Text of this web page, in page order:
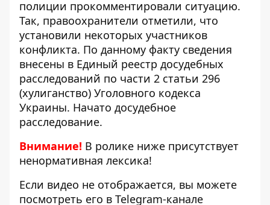
полиции прокомментировали ситуацию.
Так, правоохранители отметили, что
установили некоторых участников
конфликта. По данному факту сведения
внесены в Единый реестр досудебных
расследований по части 2 статьи 296
(хулиганство) Уголовного кодекса
Украины. Начато досудебное
расследование.
Внимание! В ролике ниже присутствует
ненормативная лексика!
Если видео не отображается, вы можете
посмотреть его в Telegram-канале